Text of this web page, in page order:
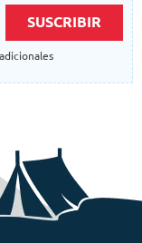
SUSCRIBIR